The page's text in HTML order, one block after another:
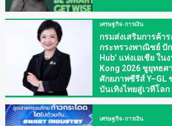
เศรษฐกิจ-การเงิน
กรมส่งเสริมการค้า
กระทรวงพาณิชย์ ปั
Hub’ แห่งเอเชีย ใ
Kong 2026 ชูยุทธศ
ศักยภาพซีรีส์ Y–GL
บันเทิงไทยสู่เวทีโลก
เศรษฐกิจ-การเงิน